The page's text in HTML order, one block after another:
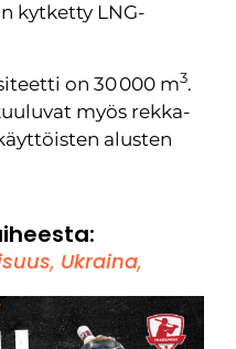
kytketty LNG-
on 30 000 m3.
myös rekka-
alusten
, Ukraina,